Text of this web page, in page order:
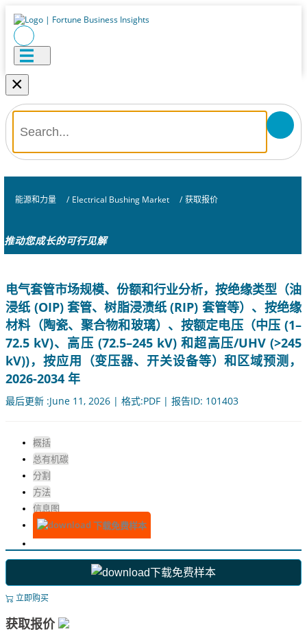
×
能源和力量 / Electrical Bushing Market / 获取报价
推动您成长的可行见解
电气套管市场规模、份额和行业分析，按绝缘类型（油
浸纸 (OIP) 套管、树脂浸渍纸 (RIP) 套管等）、按绝缘
材料（陶瓷、聚合物和玻璃）、按额定电压（中压 (1–
72.5 kV)、高压 (72.5–245 kV) 和超高压/UHV (>245
kV))，按应用（变压器、开关设备等）和区域预测，
2026-2034 年
最后更新 :June 11, 2026 | 格式:PDF | 报告ID: 101403
概括
总有机碳
分割
方法
信息图
下载免费样本
下载免费样本
立即购买
获取报价